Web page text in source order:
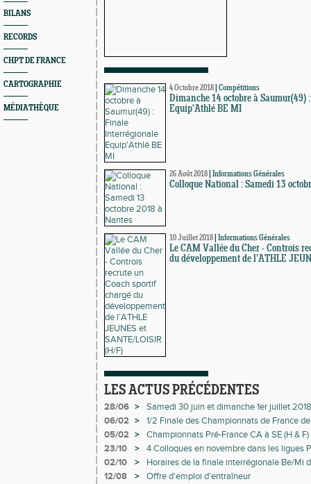
BILANS
RECORDS
CHPT DE FRANCE
CARTOGRAPHIE
MÉDIATHÈQUE
4 Octobre 2018 Compétitions
Dimanche 14 octobre à
Equip'Athlé BE MI
26 Août 2018 Informations Générales
Colloque National : Samedi 13
10 Juillet 2018 Informations Générales
Le CAM Vallée du Cher - Controis
du développement de l’ATHLE
LES ACTUS PRÉCÉDENTES
28/06 >
Samedi 30 juin et dimanche 1er juillet
Nouveaux HORAIRES des concours
06/02 >
1/2 Finale des Championnats de France
05/02 >
Championnats Pré-France CA à SE (H &
23/10
>
4 Colloques en novembre dans les ligues
02/10
>
Horaires de la finale interrégionale Be/Mi
à Saran
12/08 >
Offre d'emploi d'entraîneur